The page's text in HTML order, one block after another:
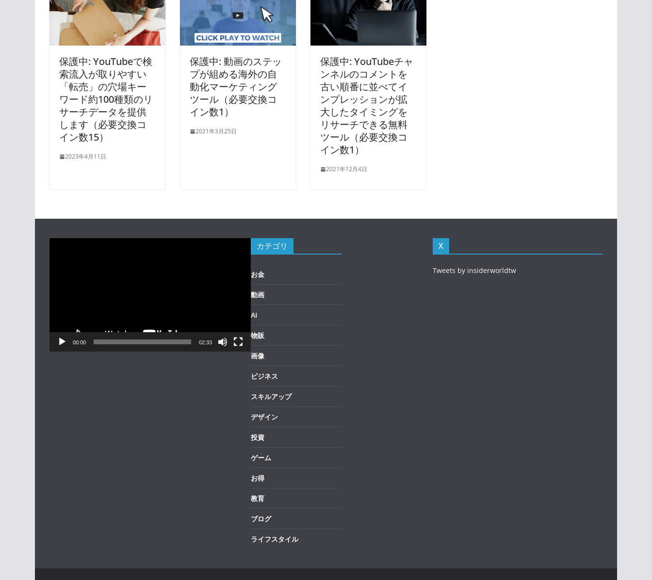
保護中: YouTubeで検
索流入が取りやすい
「転売」の穴場キー
ワード約100種類のリ
サーチデータを提供
します（必要交換コ
イン数15）
2023年4月11日
保護中: 動画のステッ
プが組める海外の自
動化マーケティング
ツール（必要交換コ
イン数1）
2021年3月25日
保護中: YouTubeチャ
ンネルのコメントを
古い順番に並べてイ
ンプレッションが拡
大したタイミングを
リサーチできる無料
ツール（必要交換コ
イン数1）
2021年12月4日
00:00 02:33
カテゴリ
お金
動画
AI
物販
画像
ビジネス
スキルアップ
デザイン
投資
ゲーム
お得
教育
ブログ
ライフスタイル
X
Tweets by insiderworldtw